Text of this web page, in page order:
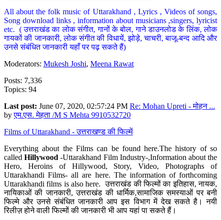
All about the folk music of Uttarakhand , Lyrics , Videos of songs,
Song download links , information about musicians ,singers, lyricist
etc. ( उत्तराखंड का लोक संगीत, गानों के बोल, गाने डाउनलोड के लिंक, लोक
गायकों की जानकारी, लोक संगीत की विधायें, झोड़े, चाचरी, बाजू-बन्द आदि और
उनसे संबंधित जानकारी यहाँ पर पढ़ सकते हैं)
Moderators: Mukesh Joshi, Meena Rawat
Posts: 7,336
Topics: 94
Last post: June 07, 2020, 02:57:24 PM Re: Mohan Upreti - मोहन ...
byएम.एस. मेहता /M S Mehta 9910532720
Films of Uttarakhand - उत्तराखण्ड की फिल्में
Everything about the Films can be found here.The history of so
calledHillywood-Uttarakhand Film Industry-,Information about the
Hero, Heroins of Hillywood, Story, Video, Photographs of
Uttarakhandi Films- all are here. The information of forthcoming
Uttarakhandi films is also here. उत्तराखंड की फिल्मों का इतिहास, नायक,
नायिकाओं की जानकारी, उत्तराखंड की धार्मिक,सामाजिक समस्याओं पर बनी
फिल्मे और उनसे संबंधित जानकारी आप इस विभाग में देख सकते है। नयी
रिलीज़ होने वाली फिल्मों की जानकारी भी आप यहां पा सकते हैं।